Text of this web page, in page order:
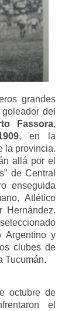
grandes
del
Fassora,
, en la
la provincia.
allá por el
de Central
enseguida
Atlético
Hernández.
Argentino y
clubes de
Tucumán.
octubre de
el